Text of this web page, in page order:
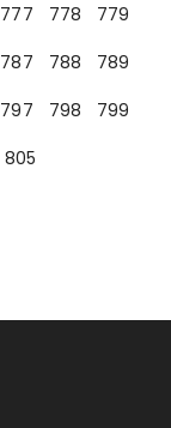
777 778
779
787 788
789
797 798
799
805